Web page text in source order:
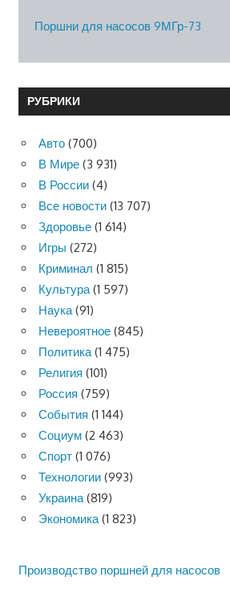
Поршни для насосов 9МГр-73
РУБРИКИ
Авто (700)
В Мире (3 931)
В России (4)
Все новости (13 707)
Здоровье (1 614)
Игры (272)
Криминал (1 815)
Культура(1 597)
Наука(91)
Невероятное (845)
Политика(1 475)
Религия (101)
Россия (759)
События (1 144)
Социум (2 463)
Спорт (1 076)
Технологии (993)
Украина(819)
Экономика(1 823)
Производство поршней для насосов